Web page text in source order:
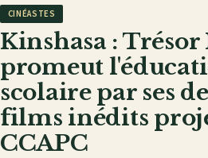
CINÉASTES
Kinshasa :
promeut
scolaire par ses
films inédits
CCAPC